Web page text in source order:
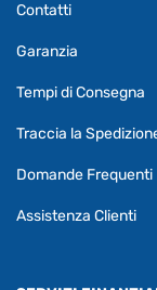
Contatti
Garanzia
Tempi di Consegna
Traccia la
Domande Frequenti
Assistenza Clienti